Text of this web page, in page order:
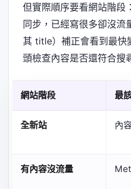
但實際順序要看網站階段
同步，已經寫很多卻沒
其 title）補正會看到最快
頭檢查內容是否還符合搜
網站階段 最
全新站 內
有內容沒流量